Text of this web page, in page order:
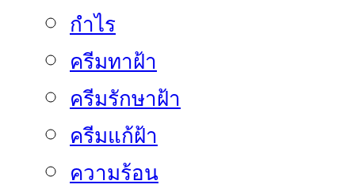
กำไร
ครีมทาฝ้า
ครีมรักษาฝ้า
ครีมแก้ฝ้า
ความร้อน